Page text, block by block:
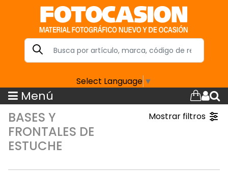
Select Language ▼
Menú
BASES Y
FRONTALES DE
ESTUCHE
Mostrar filtros